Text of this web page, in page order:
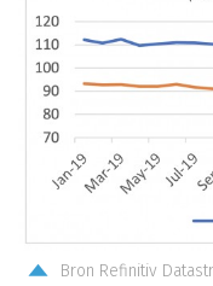
Bron Refinitiv